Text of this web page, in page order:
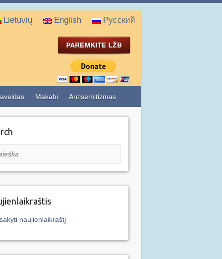
Lietuvių English Русский
Makabi Antisemitizmas
naujienlaikraštį